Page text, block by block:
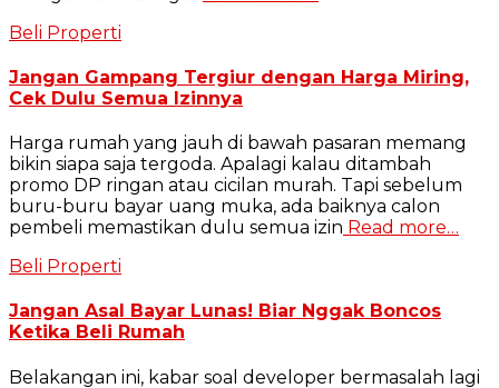
Beli Properti
Jangan Gampang Tergiur dengan Harga Miring,
Cek Dulu Semua Izinnya
Harga rumah yang jauh di bawah pasaran memang
bikin siapa saja tergoda. Apalagi kalau ditambah
promo DP ringan atau cicilan murah. Tapi sebelum
buru-buru bayar uang muka, ada baiknya calon
pembeli memastikan dulu semua izin Read more…
Beli Properti
Jangan Asal Bayar Lunas! Biar Nggak Boncos
Ketika Beli Rumah
Belakangan ini, kabar soal developer bermasalah lagi